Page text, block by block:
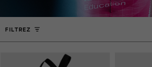
FILTREZ